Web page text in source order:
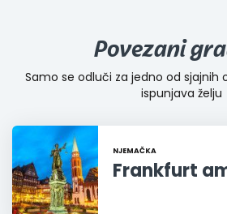
Povezani
Samo se odluči za jedno od sjajnih
ispunjava želju
NJEMAČKA
Frankfurt